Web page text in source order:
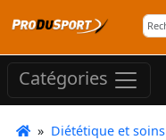
Catégories
» Diététique et soins